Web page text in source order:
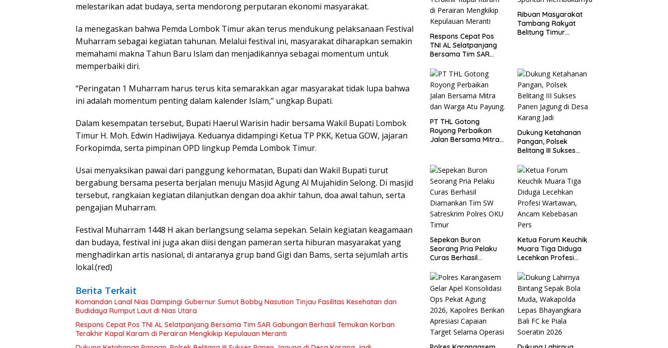
melestarikan adat budaya, serta mendorong perputaran ekonomi masyarakat.
Ia menegaskan bahwa Pemda Lombok Timur akan terus mendukung pelaksanaan Festival
Muharram sebagai kegiatan tahunan. Melalui festival ini, masyarakat diharapkan semakin
memahami makna Tahun Baru Islam dan menjadikannya sebagai momentum untuk
memperbaiki diri.
“Peringatan 1 Muharram harus terus kita semarakkan agar masyarakat tidak lupa bahwa
ini adalah momentum penting dalam kalender Islam,” ungkap Bupati.
Dalam kesempatan tersebut, Bupati Haerul Warisin hadir bersama Wakil Bupati Lombok
Timur H. Moh. Edwin Hadiwijaya. Keduanya didampingi Ketua TP PKK, Ketua GOW, jajaran
Forkopimda, serta pimpinan OPD lingkup Pemda Lombok Timur.
Usai menyaksikan pawai dari panggung kehormatan, Bupati dan Wakil Bupati turut
bergabung bersama peserta berjalan menuju Masjid Agung Al Mujahidin Selong. Di masjid
tersebut, rangkaian kegiatan dilanjutkan dengan doa akhir tahun, doa awal tahun, serta
pengajian Muharram.
Festival Muharram 1448 H akan berlangsung selama sepekan. Selain kegiatan keagamaan
dan budaya, festival ini juga akan diisi dengan pameran serta hiburan masyarakat yang
menghadirkan artis nasional, di antaranya grup band Gigi dan Bams, serta sejumlah artis
lokal.(red)
Berita Terkait
Komandan Lanal Nias Dampingi Gubernur Sumut Bobby Nasution Tinjau Fasilitas Kesehatan dan
Budidaya Rumput Laut di Nias Utara
Respons Cepat Pos TNI AL Selatpanjang Bersama Tim SAR Gabungan Berhasil Temukan Korban
Terakhir Kapal Karam di Perairan Mengkikip Kepulauan Meranti
Respons Cepat Pos
TNI AL Selatpanjang
Bersama Tim SAR
Temukan Korban
Terakhir Kapal Karam
di Perairan Mengkikip
Kepulauan Meranti
Ribuan Masyarakat
Tambang Rakyat
Belitung Timur
Membakarnya
PT THL Gotong
Royong Perbaikan
Jalan Bersama Mitra
Dukung Ketahanan
Pangan, Polsek
Belitang III Sukses
Karang Jadi
Sepekan Buron
Seorang Pria Pelaku
Curas Berhasil
Satreskrim Polres OKU
Timur
Ketua Forum Keuchik
Muara Tiga Diduga
Lecehkan Profesi
Kebebasan Pers